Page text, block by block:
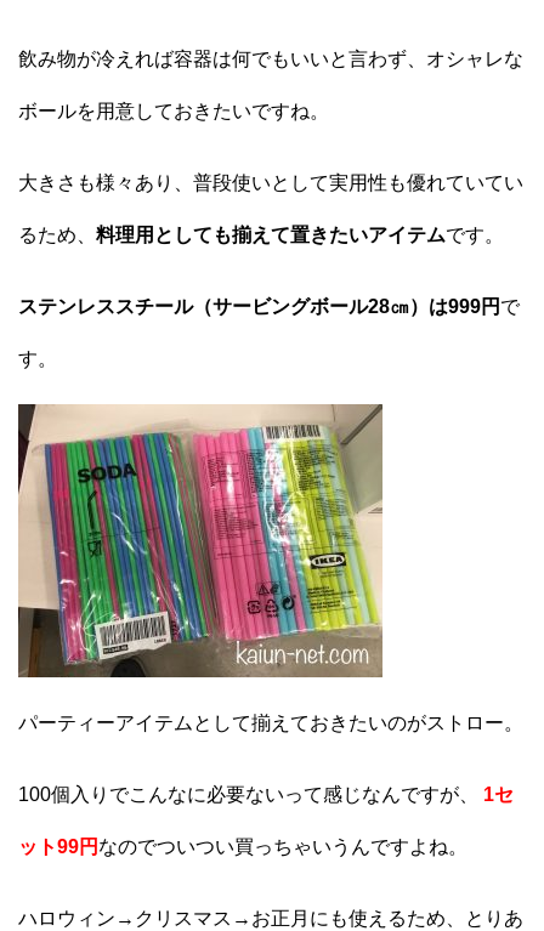
飲み物が冷えれば容器は何でもいいと言わず、オシャレな
ボールを用意しておきたいですね。
大きさも様々あり、普段使いとして実用性も優れていてい
るため、 料理用としても揃えて置きたいアイテムです。
ステンレススチール（サービングボール28㎝）は999円 で
す。
パーティーアイテムとして揃えておきたいのがストロー。
100個入りでこんなに必要ないって感じなんですが、 1セ
ット99円 なのでついつい買っちゃいうんですよね。
ハロウィン→クリスマス→お正月にも使えるため、とりあ